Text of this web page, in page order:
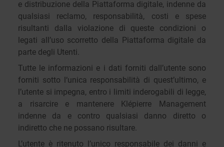
e distribuzione della Piattaforma digitale, indenne da
qualsiasi reclamo, responsabilità, costi e spese
risultanti dalla violazione di queste condizioni o
legati all’uso scorretto della Piattaforma digitale da
parte degli Utenti.
Tutte le informazioni e i dati forniti dall’utente sono
forniti sotto l‘unica responsabilità di quest’ultimo, e
l’utente si impegna, entro i limiti inderogabili di legge,
a risarcire e mantenere Klépierre Management
indenne da e contro qualsiasi danno diretto o
indiretto che ne possano risultare.
L’utente è ritenuto l’unico responsabile dei danni e